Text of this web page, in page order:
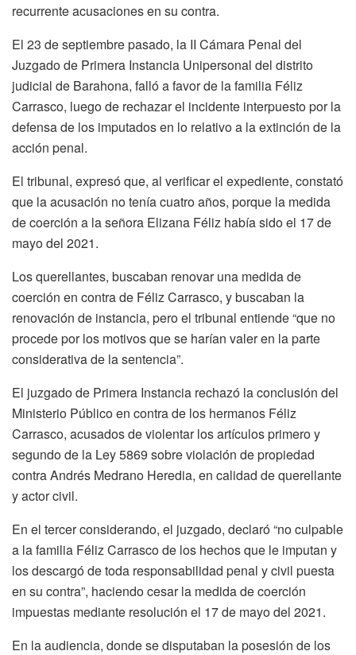
recurrente acusaciones en su contra.
El 23 de septiembre pasado, la II Cámara Penal del
Juzgado de Primera Instancia Unipersonal del distrito
judicial de Barahona, falló a favor de la familia Féliz
Carrasco, luego de rechazar el incidente interpuesto por la
defensa de los imputados en lo relativo a la extinción de la
acción penal.
El tribunal, expresó que, al verificar el expediente, constató
que la acusación no tenía cuatro años, porque la medida
de coerción a la señora Elizana Féliz había sido el 17 de
mayo del 2021.
Los querellantes, buscaban renovar una medida de
coerción en contra de Féliz Carrasco, y buscaban la
renovación de instancia, pero el tribunal entiende “que no
procede por los motivos que se harían valer en la parte
considerativa de la sentencia”.
El juzgado de Primera Instancia rechazó la conclusión del
Ministerio Público en contra de los hermanos Féliz
Carrasco, acusados de violentar los artículos primero y
segundo de la Ley 5869 sobre violación de propiedad
contra Andrés Medrano Heredia, en calidad de querellante
y actor civil.
En el tercer considerando, el juzgado, declaró “no culpable
a la familia Féliz Carrasco de los hechos que le imputan y
los descargó de toda responsabilidad penal y civil puesta
en su contra”, haciendo cesar la medida de coerción
impuestas mediante resolución el 17 de mayo del 2021.
En la audiencia, donde se disputaban la posesión de los